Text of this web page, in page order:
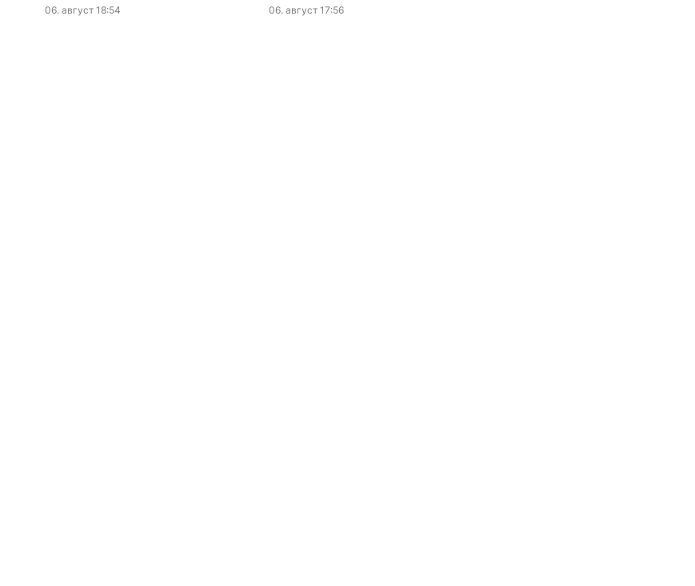
06. август 18:54 06. август 17:56